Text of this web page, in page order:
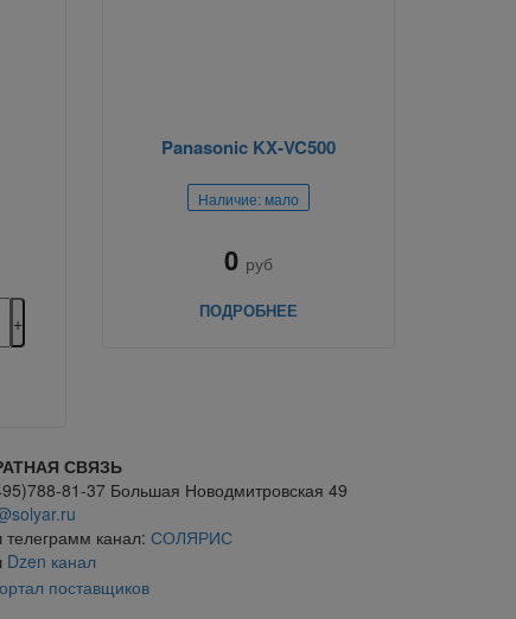
Panasonic KX-VC500
Наличие: мало
0 руб
ПОДРОБНЕЕ
СВЯЗЬ
81-37 Большая Новодмитровская 49
канал: СОЛЯРИС
Dzen канал